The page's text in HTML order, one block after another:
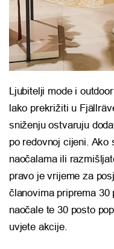
Ljubitelji mode i
lako prekrižiti u
sniženju ostvaruju
po redovnoj cijeni. Ako
naočalama ili
pravo je vrijeme za
članovima priprema 30
naočale te 30 posto
uvjete akcije.